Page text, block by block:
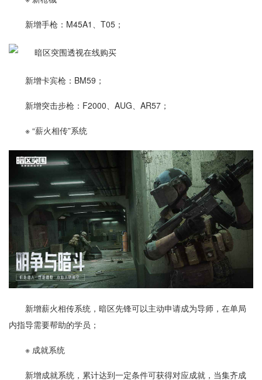
新增手枪：M45A1、T05；
新增卡宾枪：BM59；
新增突击步枪：F2000、AUG、AR57；
※ “薪火相传”系统
新增薪火相传系统，暗区先锋可以主动申请成为导师，在单局
内指导需要帮助的学员；
※ 成就系统
新增成就系统，累计达到一定条件可获得对应成就，当集齐成